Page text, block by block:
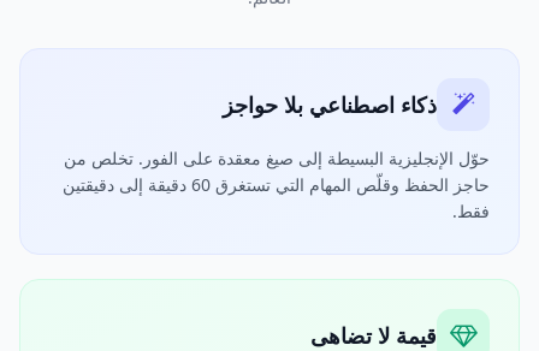
ذكاء اصطناعي بلا حواجز
حوّل الإنجليزية البسيطة إلى صيغ معقدة على الفور. تخلص من
حاجز الحفظ وقلّص المهام التي تستغرق 60 دقيقة إلى دقيقتين
فقط.
قيمة لا تضاهى